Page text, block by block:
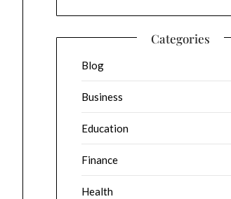
Categories
Blog
Business
Education
Finance
Health